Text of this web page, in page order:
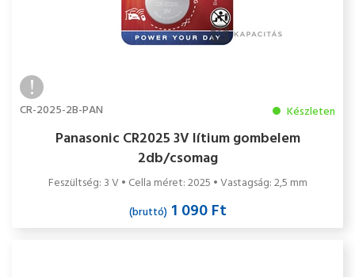
CR-2025-2B-PAN Készleten
Panasonic CR2025 3V lítium gombelem
2db/csomag
Feszültség: 3 V • Cella méret: 2025 • Vastagság: 2,5 mm
(bruttó)1 090 Ft